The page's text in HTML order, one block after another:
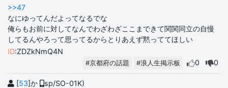
>>47
なにゆってんだよってなるでな
俺らもお前に対してなんでわざわざここまできて関関同立の自慢
してるんやろって思ってるからとりあえず黙っててほしい
ID:ZDZkNmQ4N
#京都府の話題 #浪人生掲示板 0 0
[53]か
sp/SO-01K)